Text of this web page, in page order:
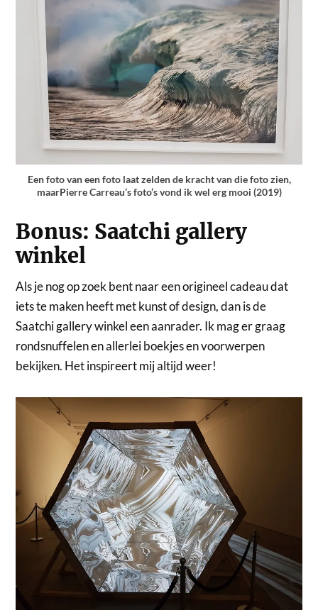
Een foto van een foto laat zelden de kracht van die foto zien,
maarPierre Carreau’s foto’s vond ik wel erg mooi (2019)
Bonus: Saatchi gallery
winkel
Als je nog op zoek bent naar een origineel cadeau dat
iets te maken heeft met kunst of design, dan is de
Saatchi gallery winkel een aanrader. Ik mag er graag
rondsnuffelen en allerlei boekjes en voorwerpen
bekijken. Het inspireert mij altijd weer!